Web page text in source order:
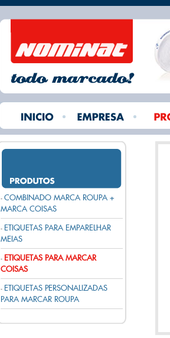
- COMBINADO MARCA ROUPA +
MARCA COISAS
- ETIQUETAS PARA EMPARELHAR
MEIAS
- ETIQUETAS PARA MARCAR
COISAS
- ETIQUETAS PERSONALIZADAS
PARA MARCAR ROUPA